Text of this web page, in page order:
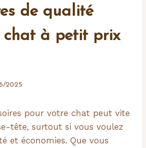
de qualité
chat à petit prix
2025
pour votre chat peut vite
tête, surtout si vous voulez
et économies. Que vous